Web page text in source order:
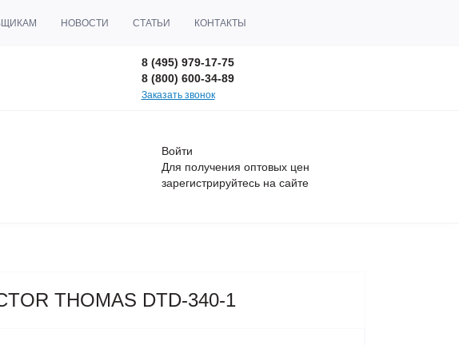
НОВОСТИ СТАТЬИ КОНТАКТЫ
8 (495) 979-17-75
8 (800) 600-34-89
Заказать звонок
Войти
Для получения оптовых цен
зарегистрируйтесь на сайте
THOMAS DTD-340-1